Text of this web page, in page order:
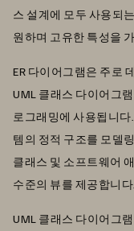
스 설계에 모두 사용되
원하며 고유한 특성을
ER 다이어그램은 주로
UML 클래스 다이어그
로그래밍에 사용됩니
템의 정적 구조를 모델
클래스 및 소프트웨어
수준의 뷰를 제공합니다.
UML 클래스 다이어그